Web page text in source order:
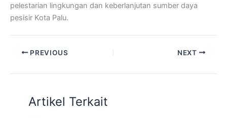
pelestarian lingkungan dan keberlanjutan sumber daya
pesisir Kota Palu.
PREVIOUS NEXT
Artikel Terkait